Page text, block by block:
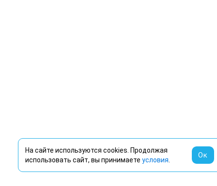
На сайте используются cookies. Продолжая
использовать сайт, вы принимаете условия
Ок